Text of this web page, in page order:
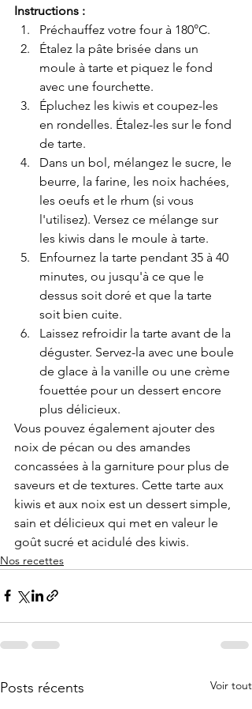
Instructions :
Préchauffez votre four à 180°C.
Étalez la pâte brisée dans un
moule à tarte et piquez le fond
avec une fourchette.
Épluchez les kiwis et coupez-les
en rondelles. Étalez-les sur le fond
de tarte.
Dans un bol, mélangez le sucre, le
beurre, la farine, les noix hachées,
les oeufs et le rhum (si vous
l'utilisez). Versez ce mélange sur
les kiwis dans le moule à tarte.
Enfournez la tarte pendant 35 à 40
minutes, ou jusqu'à ce que le
dessus soit doré et que la tarte
soit bien cuite.
Laissez refroidir la tarte avant de la
déguster. Servez-la avec une boule
de glace à la vanille ou une crème
fouettée pour un dessert encore
plus délicieux.
Vous pouvez également ajouter des
noix de pécan ou des amandes
concassées à la garniture pour plus de
saveurs et de textures. Cette tarte aux
kiwis et aux noix est un dessert simple,
sain et délicieux qui met en valeur le
goût sucré et acidulé des kiwis.
Nos recettes
Posts récents Voir tout